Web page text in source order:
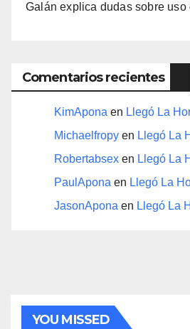
Galán explica dudas sobre
Comentarios recientes
KimApona en Llegó La
Michaelfropy en Llegó La
Robertabsex en Llegó La
PaulApona en Llegó La
JasonApona en Llegó La
YOU MISSED